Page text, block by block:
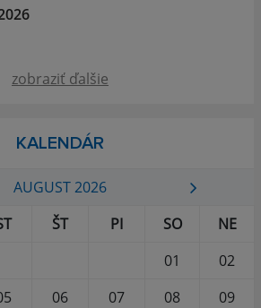
zobraziť ďalšie
KALENDÁR
AUGUST 2026
ŠT PI SO
NE
01
02
06 07 08
09